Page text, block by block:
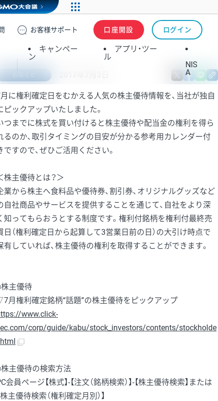
お客様サポート 口座開設 ログイン
キャンペー
ン
アプリ・ツー
ル
NIS
A
X
に権利確定日をむかえる人気の株主優待情報を、当社が独自
ピックアップいたしました。
つまでに株式を買い付けると株主優待や配当金の権利を得ら
るのか、取引タイミングの目安が分かる参考用カレンダー付
ですので、ぜひご活用ください。
株主優待とは？＞
業から株主へ食料品や優待券、割引券、オリジナルグッズなど
自社商品やサービスを提供することを通じて、自社をより深
知ってもらおうとする制度です。権利付銘柄を権利付最終売
日（権利確定日から起算して3営業日前の日）の大引け時点で
有していれば、株主優待の権利を取得することができます。
主優待
月権利確定銘柄“話題”の株主優待をピックアップ
www.click-
corp/guide/kabu/stock_investors/contents/stockholde
主優待の検索方法
会員ページ【株式】-【注文（銘柄検索）】-【株主優待検索】または
株主優待検索（権利確定月別）】